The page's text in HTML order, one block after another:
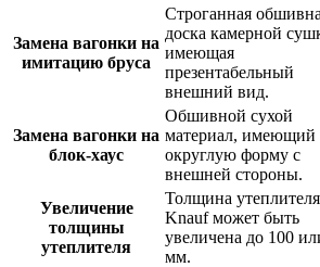
Замена вагонки на
имитацию бруса
Строганная
доска камерной
имеющая
презентабельный
внешний вид.
Замена вагонки на
блок-хаус
Обшивной сухой
материал, имеющий
округлую форму с
внешней стороны.
Увеличение
толщины
утеплителя
Толщина утеплителя
Knauf может быть
увеличена до 100
мм.